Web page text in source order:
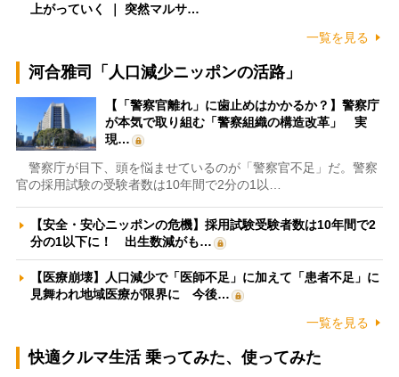
上がっていく ｜ 突然マルサ…
一覧を見る
河合雅司「人口減少ニッポンの活路」
【「警察官離れ」に歯止めはかかるか？】警察庁
が本気で取り組む「警察組織の構造改革」 実
現…
警察庁が目下、頭を悩ませているのが「警察官不足」だ。警察
官の採用試験の受験者数は10年間で2分の1以…
【安全・安心ニッポンの危機】採用試験受験者数は10年間で2
分の1以下に！ 出生数減がも…
【医療崩壊】人口減少で「医師不足」に加えて「患者不足」に
見舞われ地域医療が限界に 今後…
一覧を見る
快適クルマ生活 乗ってみた、使ってみた